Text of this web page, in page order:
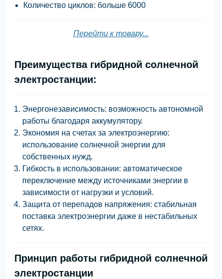
Количество циклов: больше 6000
Перейти к товару...
Преимущества гибридной солнечной
электростанции:
Энергонезависимость: возможность автономной
работы благодаря аккумулятору.
Экономия на счетах за электроэнергию:
использование солнечной энергии для
собственных нужд.
Гибкость в использовании: автоматическое
переключение между источниками энергии в
зависимости от нагрузки и условий.
Защита от перепадов напряжения: стабильная
поставка электроэнергии даже в нестабильных
сетях.
Принцип работы гибридной солнечной
электростанции